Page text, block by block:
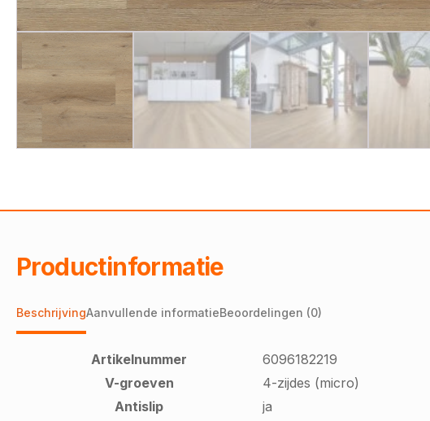
Productinformatie
BeschrijvingAanvullende informatieBeoordelingen (0)
Artikelnummer
6096182219
V-groeven
4-zijdes (micro)
Antislip
ja